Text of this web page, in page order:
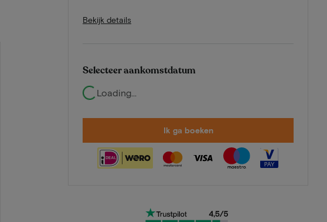
Bekijk details
Selecteer aankomstdatum
Loading...
Ik ga boeken